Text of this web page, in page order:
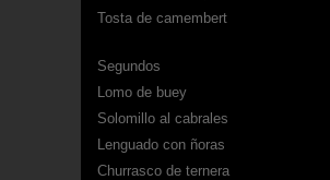
Tosta de camembert
Segundos
Lomo de buey
Solomillo al cabrales
Lenguado con ñoras
Churrasco de ternera